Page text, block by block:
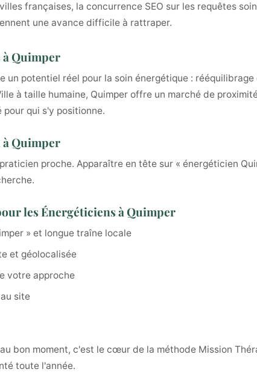
françaises, la concurrence SEO sur les requêtes
une avance difficile à rattraper.
à Quimper
un potentiel réel pour la soin énergétique :
à taille humaine, Quimper offre un marché de
qui s'y positionne.
Quimper
proche. Apparaître en tête sur « énergéticien
les Énergéticiens à Quimper
» et longue traîne locale
et géolocalisée
votre approche
site
bon moment, c'est le cœur de la méthode Mission
toute l'année.